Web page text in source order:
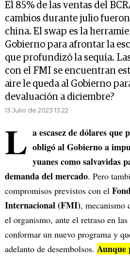
El 85% de las ventas del
cambios durante julio
china. El swap es la
Gobierno para afrontar la
que profundizó la sequía.
con el FMI se encuentran
aire le queda al Gobierno
devaluación a diciembre?
13 Julio de 2023 13.22
L a escasez de dólares que
obligó al Gobierno a
yuanes como salvavidas
demanda del mercado. Pero
compromisos previstos con el
Internacional (FMI), mecanismo
el organismo, ante el retraso en
conformar un nuevo programa y
adelanto de desembolsos. Aunque